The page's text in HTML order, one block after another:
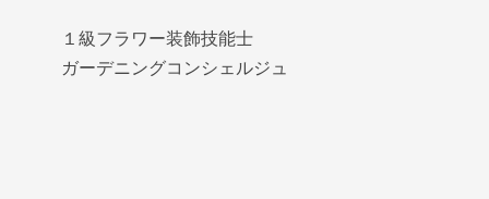
１級フラワー装飾技能士
ガーデニングコンシェルジュ